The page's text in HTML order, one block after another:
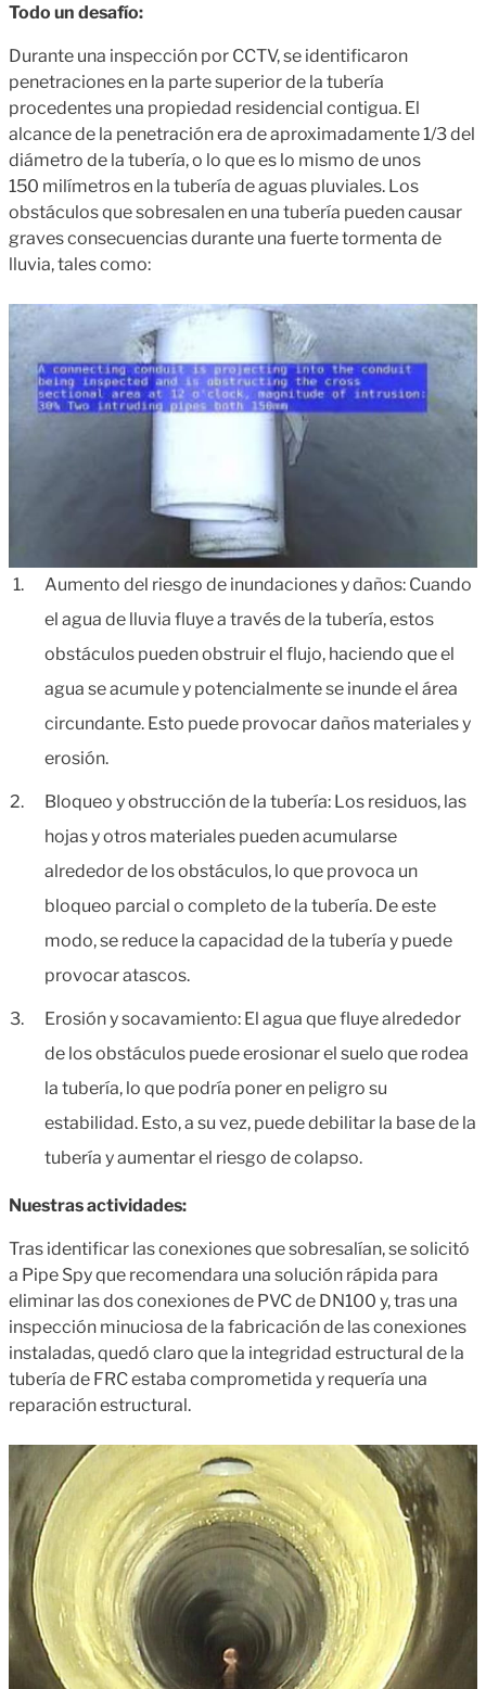
Todo un desafío:
Durante una inspección por CCTV, se identificaron
penetracionesen la parte superior de la tubería
procedentes una propiedad residencial contigua. El
alcance de la penetración era de aproximadamente 1/3 del
diámetro de la tubería, o lo que es lo mismo de unos
150 milímetros en la tubería de aguas pluviales. Los
obstáculos que sobresalen en una tubería pueden causar
graves consecuencias durante una fuerte tormenta de
lluvia, tales como:
Aumento del riesgo de inundaciones y daños: Cuando
el agua de lluvia fluye a través de la tubería, estos
obstáculos pueden obstruir el flujo, haciendo que el
agua se acumule y potencialmente se inunde el área
circundante. Esto puede provocar daños materiales y
erosión.
Bloqueo y obstrucción de la tubería: Los residuos, las
hojas y otros materiales pueden acumularse
alrededor de los obstáculos, lo que provoca un
bloqueo parcial o completo de la tubería. De este
modo, se reduce la capacidad de la tubería y puede
provocar atascos.
Erosión y socavamiento: El agua que fluye alrededor
de los obstáculos puede erosionar el suelo que rodea
la tubería, lo que podría poner en peligro su
estabilidad. Esto, a su vez, puede debilitar la base de la
tubería y aumentar el riesgo de colapso.
Nuestras actividades:
Tras identificar las conexiones que sobresalían, se solicitó
a Pipe Spy que recomendara una solución rápida para
eliminar las dos conexiones de PVC de DN100 y, tras una
inspección minuciosa de la fabricación de las conexiones
instaladas, quedó claro que la integridad estructural de la
tubería de FRC estaba comprometida y requería una
reparación estructural.